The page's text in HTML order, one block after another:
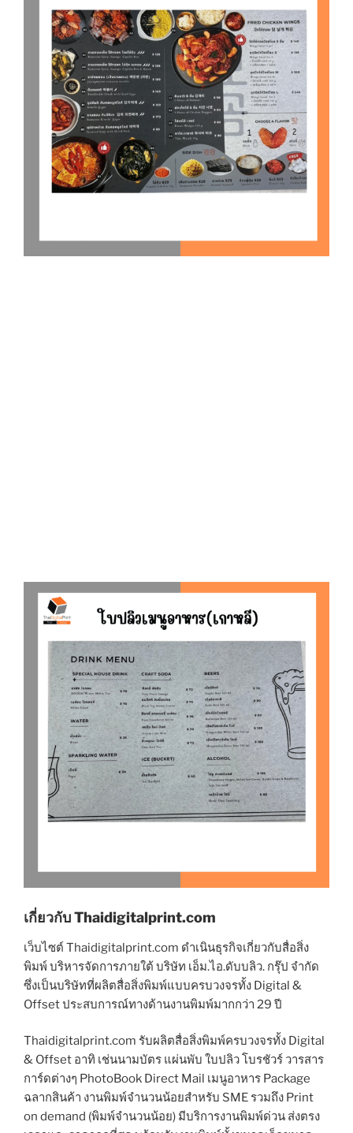
เกี่ยวกับ Thaidigitalprint.com
เว็บไซต์ Thaidigitalprint.com ดำเนินธุรกิจเกี่ยวกับสื่อสิ่ง
พิมพ์ บริหารจัดการภายใต้ บริษัท เอ็ม.ไอ.ดับบลิว. กรุ๊ป จำกัด
ซึ่งเป็นบริษัทที่ผลิตสื่อสิ่งพิมพ์แบบครบวงจรทั้ง Digital &
Offset ประสบการณ์ทางด้านงานพิมพ์มากกว่า 29 ปี
Thaidigitalprint.com รับผลิตสื่อสิ่งพิมพ์ครบวงจรทั้ง Digital
& Offset อาทิ เช่นนามบัตร แผ่นพับ ใบปลิว โบรชัวร์ วารสาร
การ์ดต่างๆ PhotoBook Direct Mail เมนูอาหาร Package
ฉลากสินค้า งานพิมพ์จำนวนน้อยสำหรับ SME รวมถึง Print
on demand (พิมพ์จำนวนน้อย) มีบริการงานพิมพ์ด่วน ส่งตรง